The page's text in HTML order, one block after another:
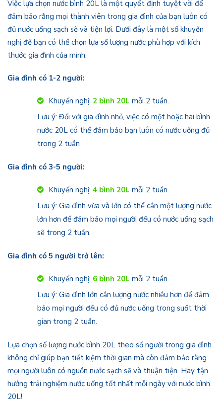
Việc lựa chọn nước bình 20L là một quyết định tuyệt vời để
đảm bảo rằng mọi thành viên trong gia đình của bạn luôn có
đủ nước uống sạch sẽ và tiện lợi. Dưới đây là một số khuyến
nghị để bạn có thể chọn lựa số lượng nước phù hợp với kích
thước gia đình của mình:
Gia đình có 1-2 người:
Khuyến nghị: 2 bình 20L mỗi 2 tuần.
Lưu ý: Đối với gia đình nhỏ, việc có một hoặc hai bình
nước 20L có thể đảm bảo bạn luôn có nước uống đủ
trong 2 tuần
Gia đình có 3-5 người:
Khuyến nghị: 4 bình 20L mỗi 2 tuần.
Lưu ý: Gia đình vừa và lớn có thể cần một lượng nước
lớn hơn để đảm bảo mọi người đều có nước uống sạch
sẽ trong 2 tuần.
Gia đình có 5 người trở lên:
Khuyến nghị: 6 bình 20L mỗi 2 tuần.
Lưu ý: Gia đình lớn cần lượng nước nhiều hơn để đảm
bảo mọi người đều có đủ nước uống trong suốt thời
gian trong 2 tuần.
Lựa chọn số lượng nước bình 20L theo số người trong gia đình
không chỉ giúp bạn tiết kiệm thời gian mà còn đảm bảo rằng
mọi người luôn có nguồn nước sạch sẽ và thuận tiện. Hãy tận
hưởng trải nghiệm nước uống tốt nhất mỗi ngày với nước bình
20L!